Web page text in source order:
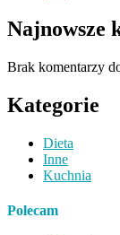
Najnowsze
Brak komentarzy
Kategorie
Dieta
Inne
Kuchnia
Polecam